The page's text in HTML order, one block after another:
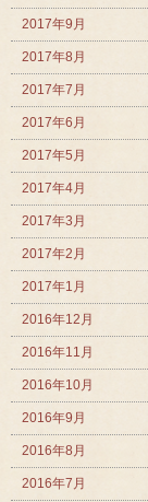
2017年9月
2017年8月
2017年7月
2017年6月
2017年5月
2017年4月
2017年3月
2017年2月
2017年1月
2016年12月
2016年11月
2016年10月
2016年9月
2016年8月
2016年7月